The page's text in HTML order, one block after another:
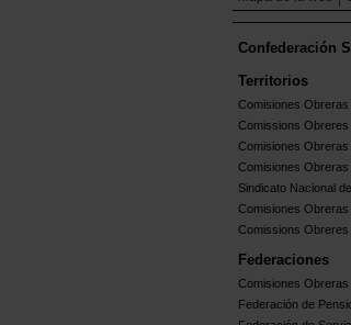
Confederación
Territorios
Comisiones Obreras
Comissions Obreres
Comisiones
Comisiones Obreras
Sindicato Nacional
Comisiones Obreras
Comissions Obreres
Federaciones
Comisiones Obreras
Federación de